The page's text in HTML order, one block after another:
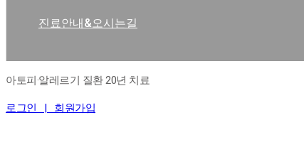
진료안내&오시는길
아토피·알레르기 질환 20년 치료
로그인 | 회원가입